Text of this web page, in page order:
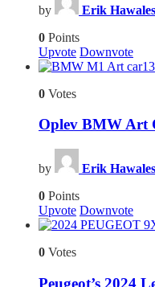
by Erik
0 Points
Upvote Downvote
13
0 Votes
Oplev BMW Art
by Erik
0 Points
Upvote Downvote
0 Votes
Peugeot’s 2024